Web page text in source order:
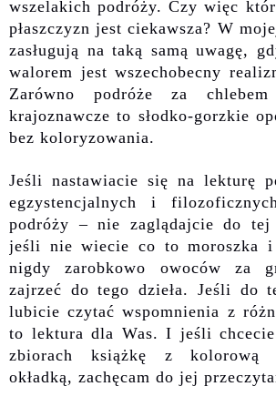
wszelakich podróży. Czywięc
płaszczyzn jest ciekawsza? W
zasługują na taką samą uwagę,
walorem jest wszechobecny
Zarówno podróże za
krajoznawcze to słodko-gorzkie
bez koloryzowania.
Jeśli nastawiacie się na lekturę
egzystencjalnych i
podróży – nie zaglądajcie do tej
jeśli nie wiecie co to moroszka
nigdy zarobkowo owoców za
zajrzeć do tego dzieła. Jeśli do
lubicie czytać wspomnienia z
to lektura dla Was. I jeśli
zbiorach książkę z kolorową
okładką, zachęcam do jej